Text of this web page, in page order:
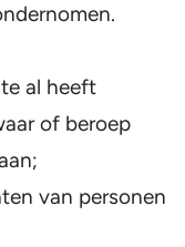
al heeft
of beroep
van personen